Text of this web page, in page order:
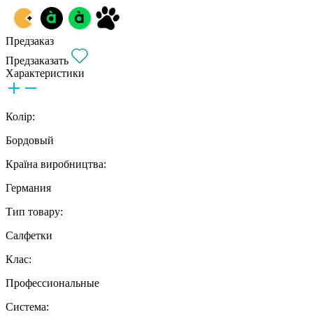
Предзаказ
Предзаказать
Характеристики
Колір:
Бордовый
Країна виробництва:
Германия
Тип товару:
Салфетки
Клас:
Профессиональные
Система: